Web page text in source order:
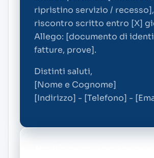
ripristino servizio /
riscontro scritto entro [X]
Allego: [documento di
fatture, prove].
Distinti saluti,
[Nome e Cognome]
[Indirizzo] - [Telefono] -